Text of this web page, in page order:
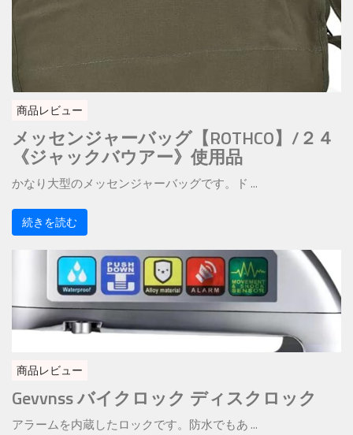
商品レビュー
メッセンジャーバッグ【ROTHCO】/２４
《ジャックバウアー》使用品
かなり大型のメッセンジャーバッグです。ド ...
続きを読む
商品レビュー
Gevvnss バイクロック ディスクロック
アラームを内蔵したロックです。防水でもあ ...